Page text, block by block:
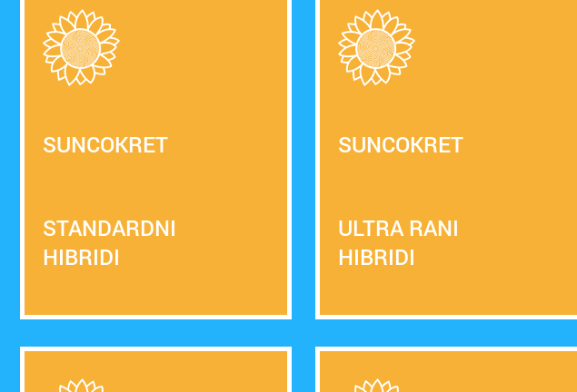
SUNCOKRET
STANDARDNI
HIBRIDI
SUNCOKRET
ULTRA RANI
HIBRIDI